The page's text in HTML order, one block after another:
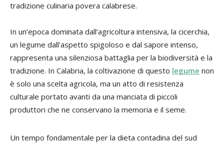
tradizione culinaria povera calabrese.
In un’epoca dominata dall’agricoltura intensiva, la cicerchia,
un legume dall'aspetto spigoloso e dal sapore intenso,
rappresenta una silenziosa battaglia per la biodiversità e la
tradizione. In Calabria, la coltivazione di questo legume non
è solo una scelta agricola, ma un atto di resistenza
culturale portato avanti da una manciata di piccoli
produttori che ne conservano la memoria e il seme.
Un tempo fondamentale per la dieta contadina del sud